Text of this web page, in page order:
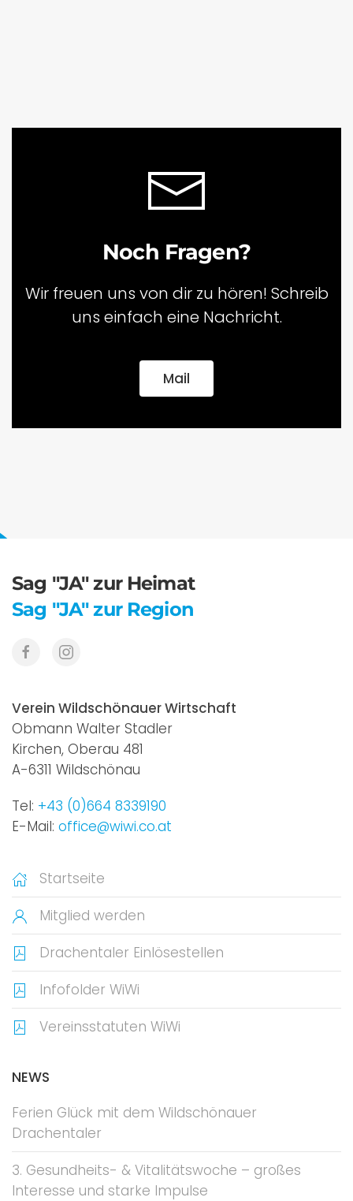
Noch Fragen?
Wir freuen uns von dir zu hören! Schreib
uns einfach eine Nachricht.
Mail
Sag "JA" zur Heimat
Sag "JA" zur Region
Verein Wildschönauer Wirtschaft
Obmann Walter Stadler
Kirchen, Oberau 481
A-6311 Wildschönau
Tel: +43 (0)664 8339190
E-Mail: office@wiwi.co.at
Startseite
Mitglied werden
Drachentaler Einlösestellen
Infofolder WiWi
Vereinsstatuten WiWi
NEWS
Ferien Glück mit dem Wildschönauer
Drachentaler
3. Gesundheits- & Vitalitätswoche – großes
Interesse und starke Impulse